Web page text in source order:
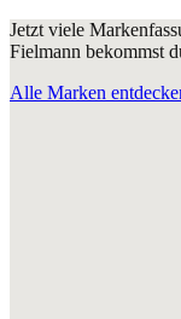
Jetzt viele
Fielmann bekommst
Alle Marken